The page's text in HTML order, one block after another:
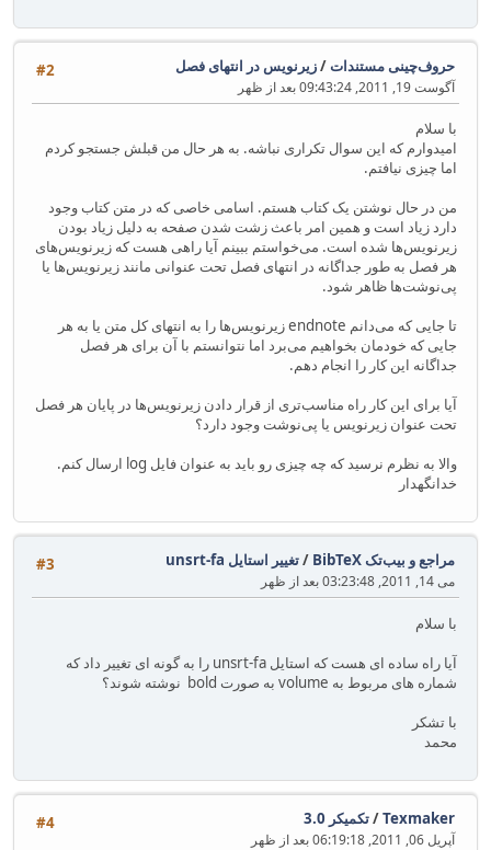
#2 حروف‌چینی مستندات/زیرنویس در انتهای فصل
آگوست 19, 2011, 09:43:24 بعد از ظهر
با سلام
امیدوارم که این سوال تکراری نباشه. به هر حال من قبلش جستجو کردم
اما چیزی نیافتم.
من در حال نوشتن یک کتاب هستم. اسامی خاصی که در متن کتاب وجود
دارد زیاد است و همین امر باعث زشت شدن صفحه به دلیل زیاد بودن
زیرنویس‌ها شده است. می‌خواستم ببینم آیا راهی هست که زیرنویس‌های
هر فصل به طور جداگانه در انتهای فصل تحت عنوانی مانند زیرنویس‌ها یا
پی‌نوشت‌ها ظاهر شود.
تا جایی که می‌دانم endnote زیرنویس‌ها را به انتهای کل متن یا به هر
جایی که خودمان بخواهیم می‌برد اما نتوانستم با آن برای هر فصل
جداگانه این کار را انجام دهم.
آیا برای این کار راه مناسب‌تری از قرار دادن زیرنویس‌ها در پایان هر فصل
تحت عنوان زیرنویس یا پی‌نوشت وجود دارد؟
والا به نظرم نرسید که چه چیزی رو باید به عنوان فایل log ارسال کنم.
خدانگهدار
#3 مراجع و بیب‌تک BibTeX /تغییر استایل unsrt-fa
می 14, 2011, 03:23:48 بعد از ظهر
با سلام
آیا راه ساده ای هست که استایل unsrt-fa را به گونه ای تغییر داد که
شماره های مربوط به volume به صورت bold نوشته شوند؟
با تشکر
محمد
#4 Texmaker
/تکمیکر 3.0
آپریل 06, 2011, 06:19:18 بعد از ظهر